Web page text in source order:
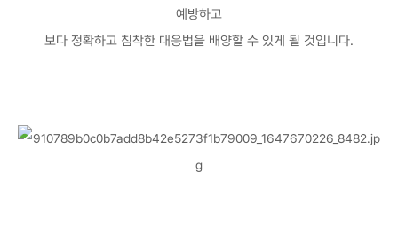
예방하고
보다 정확하고 침착한 대응법을 배양할 수 있게 될 것입니다.